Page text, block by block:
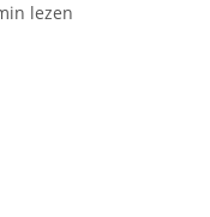
lezen